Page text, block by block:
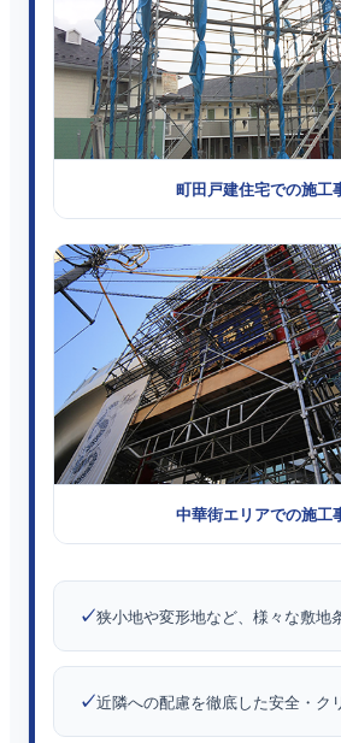
町田戸建住宅での施工
中華街エリアでの施工
狭小地や変形地など、様々な敷地
近隣への配慮を徹底した安全・ク